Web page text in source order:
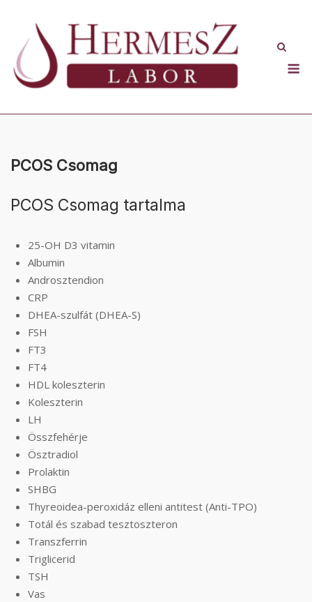
content
PCOS Csomag
PCOS Csomag tartalma
25-OH D3 vitamin
Albumin
Androsztendion
CRP
DHEA-szulfát (DHEA-S)
FSH
FT3
FT4
HDL koleszterin
Koleszterin
LH
Összfehérje
Ösztradiol
Prolaktin
SHBG
Thyreoidea-peroxidáz elleni antitest (Anti-TPO)
Totál és szabad tesztoszteron
Transzferrin
Triglicerid
TSH
Vas